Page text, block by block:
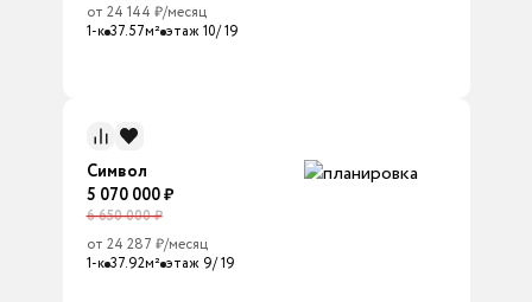
от 24 144 ₽/месяц
1-к 37.57м² этаж 10/ 19
Символ
5 070 000 ₽
6 650 000 ₽
от 24 287 ₽/месяц
1-к 37.92м² этаж 9/ 19